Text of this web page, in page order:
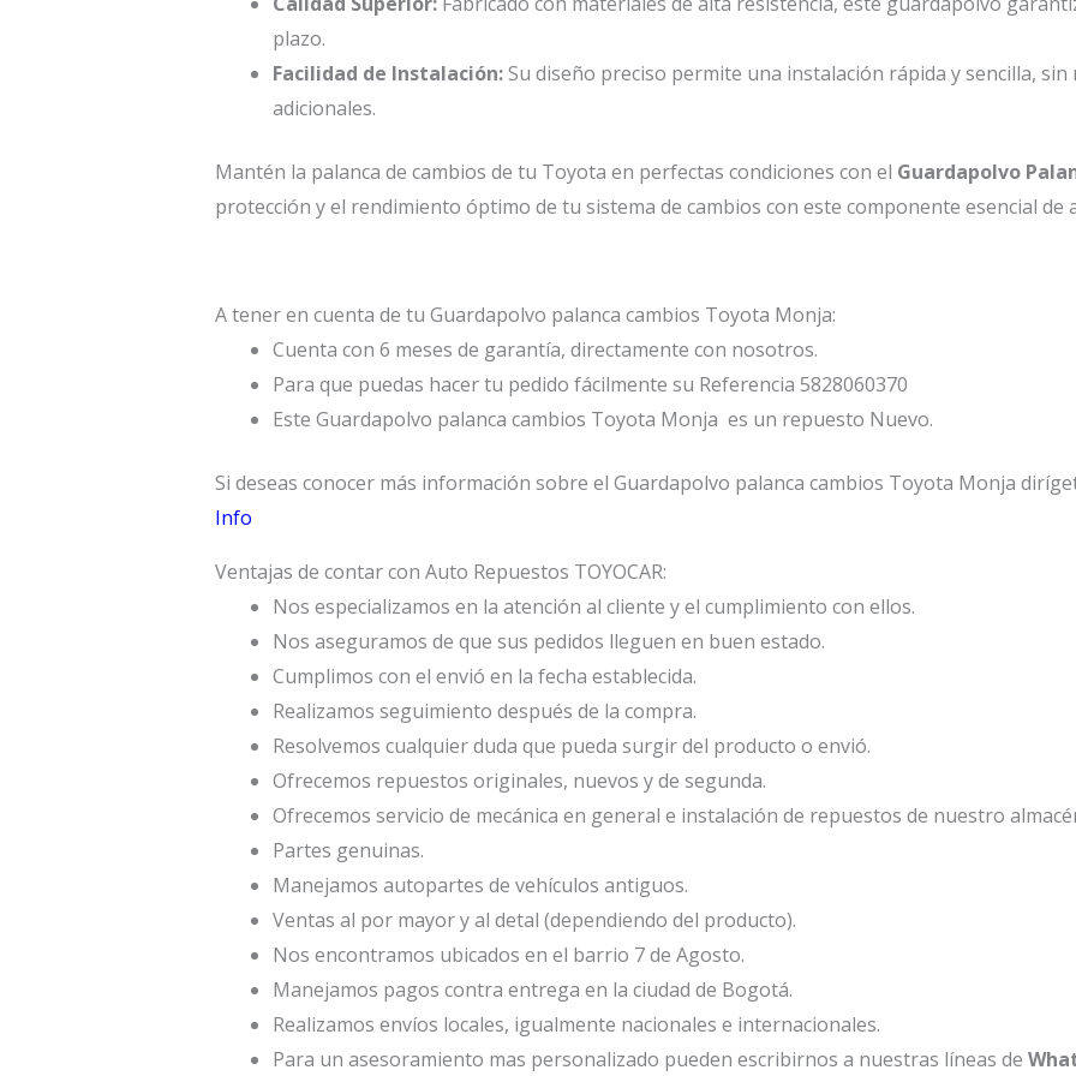
plazo.
Facilidad de Instalación:Su diseño preciso permite una instalación rápida y sencilla, sin
adicionales.
Mantén la palanca de cambios de tu Toyota en perfectas condiciones con el Guardapolvo
protección y el rendimiento óptimo de tu sistema de cambios con este componente esencial de
A tener en cuenta de tu Guardapolvo palanca cambios Toyota Monja:
Cuenta con 6 meses de garantía, directamente con nosotros.
Para que puedas hacer tu pedido fácilmente su Referencia 5828060370
Este Guardapolvo palanca cambios Toyota Monja es un repuesto Nuevo.
Si deseas conocer más información sobre el Guardapolvo palanca cambios Toyota Monja
Info
Ventajas de contar con Auto Repuestos TOYOCAR:
Nos especializamos en la atención al cliente y el cumplimiento con ellos.
Nos aseguramos de que sus pedidos lleguen en buen estado.
Cumplimos con el envió en la fecha establecida.
Realizamos seguimiento después de la compra.
Resolvemos cualquier duda que pueda surgir del producto o envió.
Ofrecemos repuestos originales, nuevos y de segunda.
Ofrecemos servicio de mecánica en general e instalación de repuestos de nuestro
Partes genuinas.
Manejamos autopartes de vehículos antiguos.
Ventas al por mayor y al detal (dependiendo del producto).
Nos encontramos ubicados en el barrio 7 de Agosto.
Manejamos pagos contra entrega en la ciudad de Bogotá.
Realizamos envíos locales, igualmente nacionales e internacionales.
Para un asesoramiento mas personalizado pueden escribirnos a nuestras líneas de